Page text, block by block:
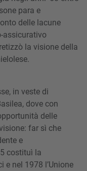
para e
delle lacune
assicurativo
la visione della
in veste di
dove con
delle
far sì che
e
costituì la
nel 1978 l’Unione